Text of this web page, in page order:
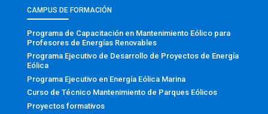
CAMPUS DE FORMACIÓN
Programa de Capacitación en Mantenimiento Eólico para
Profesores de Energías Renovables
Programa Ejecutivo de Desarrollo de Proyectos de Energía
Eólica
Programa Ejecutivo en Energía Eólica Marina
Curso de Técnico Mantenimiento de Parques Eólicos
Proyectos formativos